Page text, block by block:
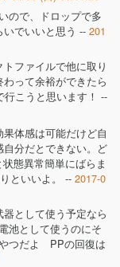
ので、ドロップで多
でいいと思う -- 201
ファイルで他に取り
って余裕ができたら
行こうと思います！ --
体感は可能だけど自
分だとできない。ど
態異常簡単にばらま
といいよ。 -- 2017-0
として使う予定なら
として使うのにそ
つだよ PPの回復は